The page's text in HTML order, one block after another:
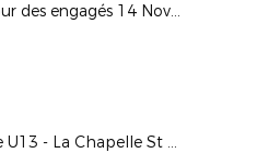
Carrefour des engagés 14 Novembre 2017
Module U13 - La Chapelle St Aubin - 2&3 novembre 2017